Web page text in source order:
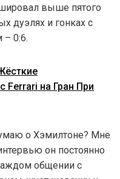
выше пятого
дуэлях и гонках с
0:6.
Ferrari на Гран При
о Хэмилтоне? Мне
он постоянно
общении с